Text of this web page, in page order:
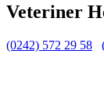
Veteriner
(0242) 572 29 58